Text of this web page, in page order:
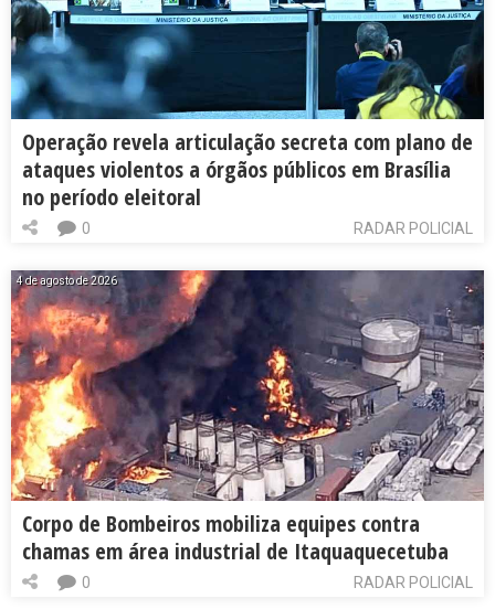
Operação revela articulação secreta com plano de
ataques violentos a órgãos públicos em Brasília
no período eleitoral
RADAR POLICIAL
0
4 de agosto de 2026
Corpo de Bombeiros mobiliza equipes contra
chamas em área industrial de Itaquaquecetuba
RADAR POLICIAL
0